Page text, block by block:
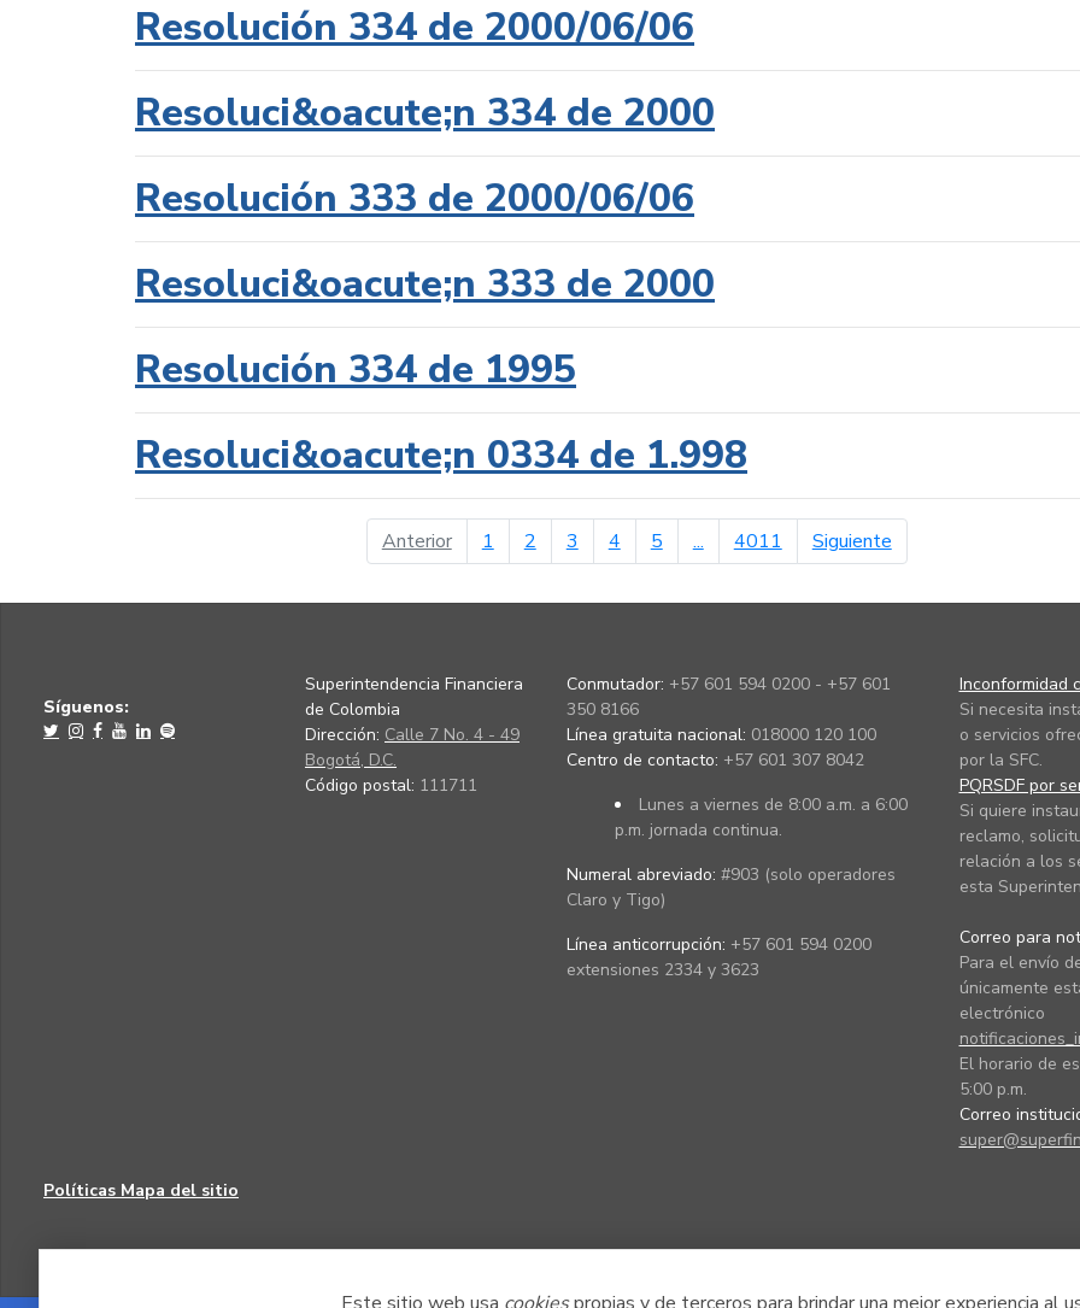
Resolución 334 de 2000/06/06
Resoluci&oacute;n 334 de 2000
Resolución 333 de 2000/06/06
Resoluci&oacute;n 333 de 2000
Resolución 334 de 1995
Resoluci&oacute;n 0334 de 1.998
Anteriorpágina anterior
1 2 3 4 5 ... 4011 Siguientepágina siguiente
Síguenos:
Superintendencia Financiera
de Colombia
Dirección: Calle 7 No. 4 - 49
Bogotá, D.C.
Código postal: 111711
Conmutador: +57 601 594 0200 - +57 601
350 8166
Línea gratuita nacional: 018000 120 100
Centro de contacto: +57 601 307 8042
Lunes a viernes de 8:00 a.m. a 6:00
p.m. jornada continua.
Numeral abreviado: #903 (solo operadores
Claro y Tigo)
Línea anticorrupción: +57 601 594 0200
extensiones 2334 y 3623
Inconformidad
Si necesita
o servicios
por la SFC.
PQRSDF por
Si quiere
reclamo,
relación a los
esta
Correo para
Para el envío
únicamente
electrónico
El horario de
5:00 p.m.
Correo
Políticas Mapa del sitio